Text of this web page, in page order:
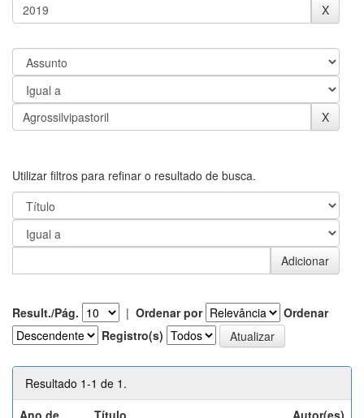
Utilizar filtros para refinar o resultado de busca.
Result./Pág. | Ordenar por
Ordenar
Registro(s)
Resultado 1-1 de 1.
Ano de
Título Autor(es)